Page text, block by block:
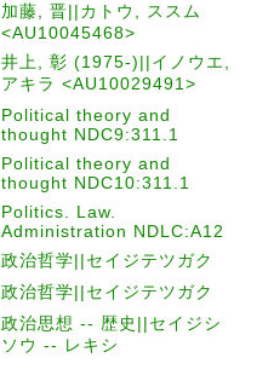
加藤, 晋||カトウ, ススム
<AU10045468>
井上, 彰 (1975-)||イノウエ,
アキラ <AU10029491>
Political theory and
thought NDC9:311.1
Political theory and
thought NDC10:311.1
Politics. Law.
Administration NDLC:A12
政治哲学||セイジテツガク
政治哲学||セイジテツガク
政治思想 -- 歴史||セイジシ
ソウ -- レキシ